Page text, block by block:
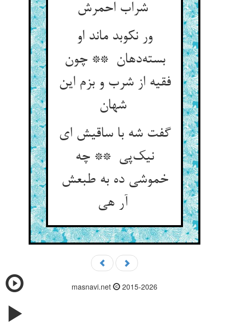
شراب احمرش
ور نکوبد ماند او
بسته‌دهان ** چون
فقیه از شرب و بزم این
شهان
گفت شه با ساقیش ای
نیک‌پی ** چه
خموشی ده به طبعش
masnavi.net 2015-2026